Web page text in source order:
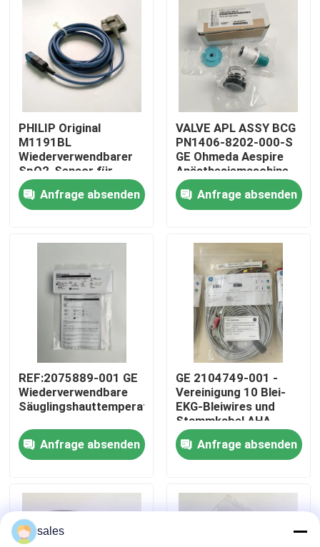
Zu Hause
Produkte
Über uns
Werksbesichtigung
Kontakt mit uns
Bitte um ein Angebot
Teile für Patientenmonitore
Patientenmonitormodul
PHILIP Original
M1191BL
Wiederverwendbarer
SpO2-Sensor für
Erwachsene (3m)
REF:989803144381
Anfrage absenden
VALVE APL ASSY BCG
PN1406-8202-000-S
GE Ohmeda Aespire
Anästhesiemaschine
Aestiva Modell APL-
Ventil, ohne
Basisversion
Anfrage absenden
REF:2075889-001 GE
Wiederverwendbare
Säuglingshauttemperatursonde
Anfrage absenden
GE 2104749-001 -
Vereinigung 10 Blei-
EKG-Bleiwires und
Stammkabel,AHA
Anfrage absenden
sales